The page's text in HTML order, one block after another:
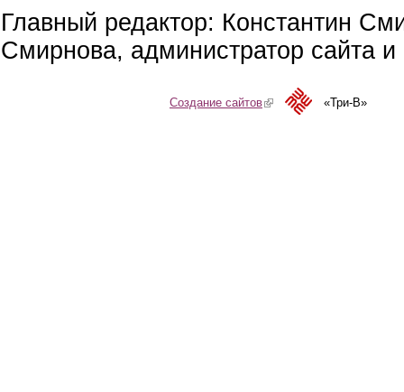
Главный редактор: Константин
Смирнова, администратор сайта
Создание сайтов(link is external)«Три-В»